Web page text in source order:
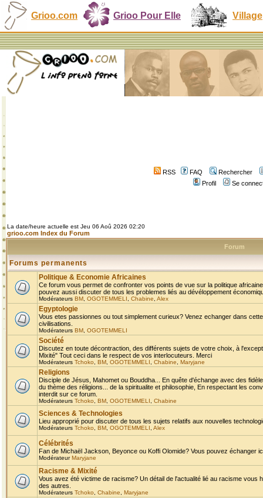
Grioo.com Grioo Pour Elle Village
RSS FAQ
Rechercher
Profil
Se
La date/heure actuelle est Jeu 06 Aoû 2026 02:20
grioo.com Index du Forum
Forum
Forums permanents
Politique & Economie Africaines
Ce forum vous permet de confronter vos points de vue sur la politique
pouvez aussi discuter de tous les problemes liés au dévéloppement
Modérateurs BM OGOTEMMELI Chabine Alex
Egyptologie
Vous etes passionnes ou tout simplement curieux? Venez echanger dans
civilisations.
Modérateurs BM OGOTEMMELI
Société
Discutez en toute décontraction, des différents sujets de votre choix, à
Mixité" Tout ceci dans le respect de vos interlocuteurs. Merci
Modérateurs Tchoko BM OGOTEMMELI Chabine Maryjane
Religions
Disciple de Jésus, Mahomet ou Bouddha... En quête d'échange avec des
du thème des réligions... de la spiritualite et philosophie, En respectant les
interdit sur ce forum.
Modérateurs Tchoko BM OGOTEMMELI Chabine
Sciences & Technologies
Lieu approprié pour discuter de tous les sujets relatifs aux nouvelles
Modérateurs Tchoko BM OGOTEMMELI Alex
Célébrités
Fan de Michaël Jackson, Beyonce ou Koffi Olomide? Vous pouvez échanger
ModérateurMaryjane
Racisme & Mixité
Vous avez été victime de racisme? Un détail de l'actualité lié au racisme
des autres.
Modérateurs Tchoko Chabine Maryjane